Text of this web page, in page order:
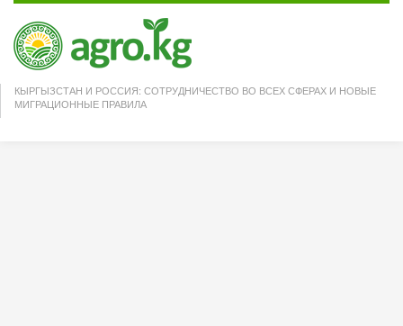
КЫРГЫЗСТАН И РОССИЯ: СОТРУДНИЧЕСТВО ВО ВСЕХ СФЕРАХ И НОВЫЕ
МИГРАЦИОННЫЕ ПРАВИЛА